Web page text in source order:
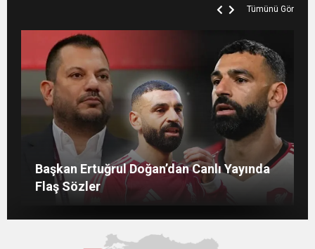
Tümünü Gör
Mohamed Salah’ın Trabzon’da İlk Sözleri!
Başkan Ertuğrul Doğan’dan Canlı Yayında
Flaş Sözler
Salah’ın Trabzon Programı Netleşti!
MANİFEST’İN İLK OTEL KONSERİ 7
AĞUSTOS’TA ANTALYA’DA